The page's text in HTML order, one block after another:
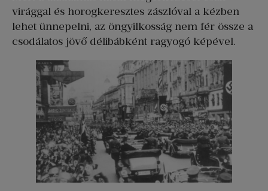
virággal és horogkeresztes zászlóval a kézben
lehet ünnepelni, az öngyilkosság nem fér össze a
csodálatos jövő délibábként ragyogó képével.